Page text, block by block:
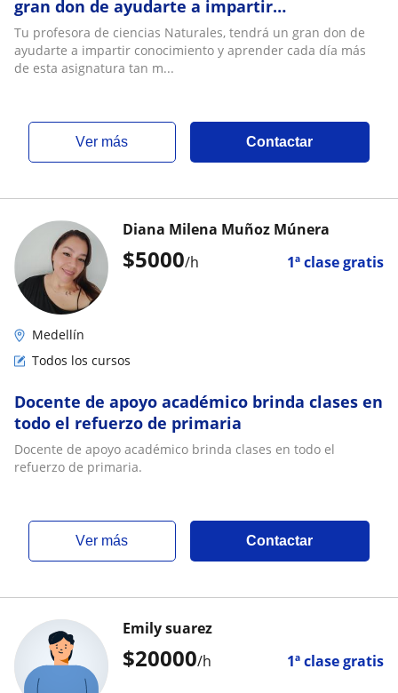
gran don de ayudarte a impartir
conocimiento y aprender cada día más de
esta asignatura tan maravillosa
Tu profesora de ciencias Naturales, tendrá un gran don de
ayudarte a impartir conocimiento y aprender cada día más
de esta asignatura tan m...
ver más Contactar
$5000/h 1ª clase gratis
Diana Milena Muñoz Múnera
Medellín
Todos los cursos
Docente de apoyo académico brinda clases en
todo el refuerzo de primaria
Docente de apoyo académico brinda clases en todo el
refuerzo de primaria.
ver más Contactar
$20000/h 1ª clase gratis
Emily suarez